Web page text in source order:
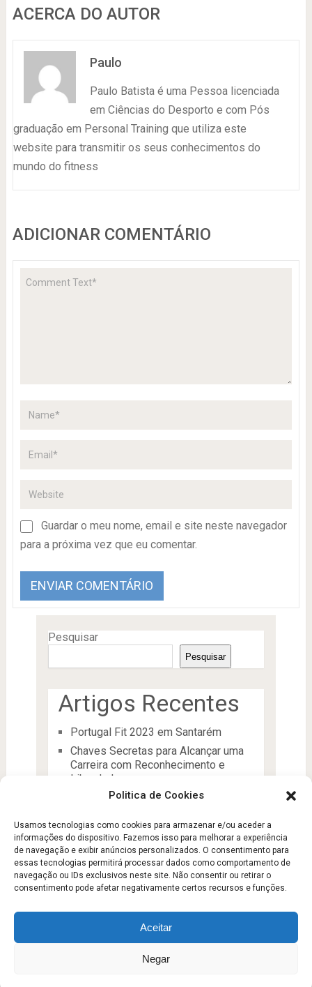
Politica de Cookies
Usamos tecnologias como cookies para armazenar e/ou aceder a
informações do dispositivo. Fazemos isso para melhorar a experiência
de navegação e exibir anúncios personalizados. O consentimento para
essas tecnologias permitirá processar dados como comportamento de
navegação ou IDs exclusivos neste site. Não consentir ou retirar o
consentimento pode afetar negativamente certos recursos e funções.
Aceitar
Negar
ACERCA DO AUTOR
Paulo
Paulo Batista é uma Pessoa licenciada
em Ciências do Desporto e com Pós
graduação em Personal Training que utiliza este
website para transmitir os seus conhecimentos do
mundo do fitness
ADICIONAR COMENTÁRIO
Guardar o meu nome, email e site neste navegador
para a próxima vez que eu comentar.
Pesquisar
Pesquisar
Artigos Recentes
Portugal Fit 2023 em Santarém
Chaves Secretas para Alcançar uma
Carreira com Reconhecimento e
Liberdade
manutenção da condição física
Aptidão Física e Saúde
Escola FitnessCopyright © 2026.